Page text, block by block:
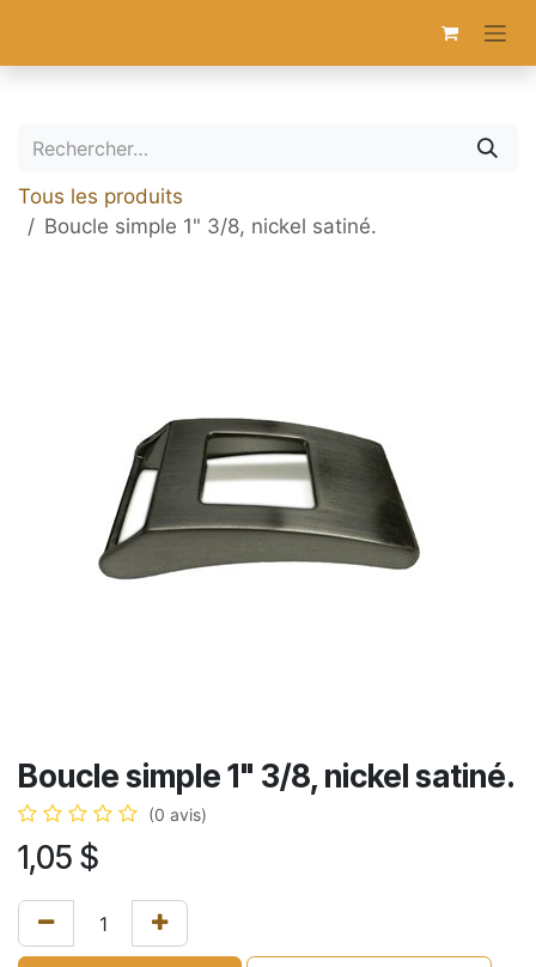
Tous les produits
Boucle simple 1" 3/8, nickel satiné.
Boucle simple 1" 3/8, nickel satiné.
(0 avis)
1,05 $